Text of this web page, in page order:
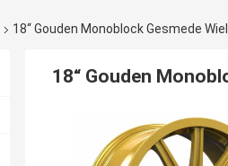
18“ Gouden Monoblock Gesmede
18“ Gouden